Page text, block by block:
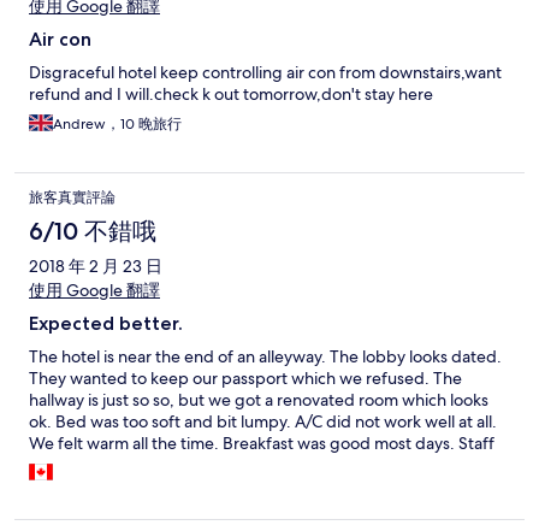
使用 Google 翻譯
Air con
Disgraceful hotel keep controlling air con from downstairs,want
refund and I will.check k out tomorrow,don't stay here
Andrew，10 晚旅行
旅客真實評論
6/10 不錯哦
2018 年 2 月 23 日
使用 Google 翻譯
Expected better.
The hotel is near the end of an alleyway. The lobby looks dated.
They wanted to keep our passport which we refused. The
hallway is just so so, but we got a renovated room which looks
ok. Bed was too soft and bit lumpy. A/C did not work well at all.
We felt warm all the time. Breakfast was good most days. Staff
were good most times. Housekeeping can be improved. There
were no shampoo or body wash for 1 day and no tissue for 2 of